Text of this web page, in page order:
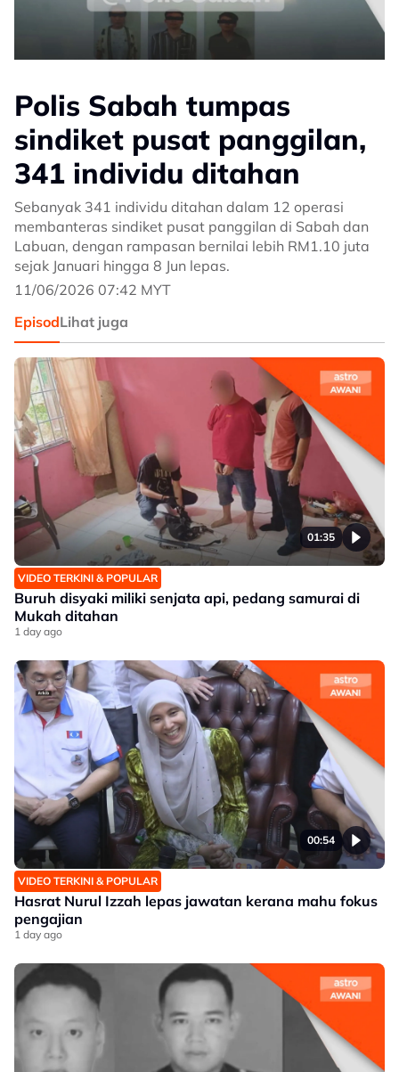
Polis Sabah tumpas
sindiket pusat panggilan,
341 individu ditahan
Sebanyak 341 individu ditahan dalam 12 operasi
membanteras sindiket pusat panggilan di Sabah dan
Labuan, dengan rampasan bernilai lebih RM1.10 juta
sejak Januari hingga 8 Jun lepas.
11/06/2026 07:42 MYT
EpisodLihat juga
01:35
VIDEO TERKINI & POPULAR
Buruh disyaki miliki senjata api, pedang samurai di
Mukah ditahan
1 day ago
00:54
VIDEO TERKINI & POPULAR
Hasrat Nurul Izzah lepas jawatan kerana mahu fokus
pengajian
1 day ago